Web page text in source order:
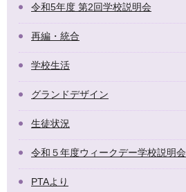
令和5年度 第2回学校説明会
再編・統合
学校生活
グランドデザイン
生徒状況
令和５年度ウィークデー学校説明会
PTAより